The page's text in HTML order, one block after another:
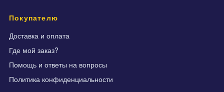
Покупателю
Доставка и оплата
Где мой заказ?
Помощь и ответы на вопросы
Политика конфиденциальности